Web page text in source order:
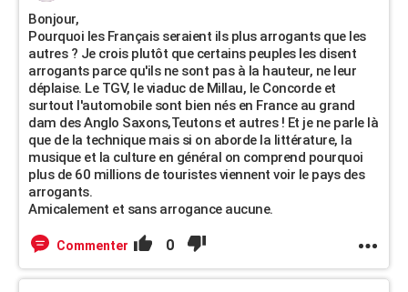
Bonjour,
Pourquoi les Français seraient ils plus arrogants que les
autres ? Je crois plutôt que certains peuples les disent
arrogants parce qu'ils ne sont pas à la hauteur, ne leur
déplaise. Le TGV, le viaduc de Millau, le Concorde et
surtout l'automobile sont bien nés en France au grand
dam des Anglo Saxons,Teutons et autres ! Et je ne parle là
que de la technique mais si on aborde la littérature, la
musique et la culture en général on comprend pourquoi
plus de 60 millions de touristes viennent voir le pays des
arrogants.
Amicalement et sans arrogance aucune.
Commenter 0